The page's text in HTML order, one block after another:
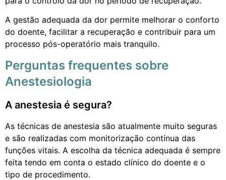
A gestão adequada da dor permite melhorar o conforto
do doente, facilitar a recuperação e contribuir para um
processo pós-operatório mais tranquilo.
Perguntas frequentes sobre
Anestesiologia
A anestesia é segura?
As técnicas de anestesia são atualmente muito seguras
e são realizadas com monitorização contínua das
funções vitais. A escolha da técnica adequada é sempre
feita tendo em conta o estado clínico do doente e o
tipo de procedimento.